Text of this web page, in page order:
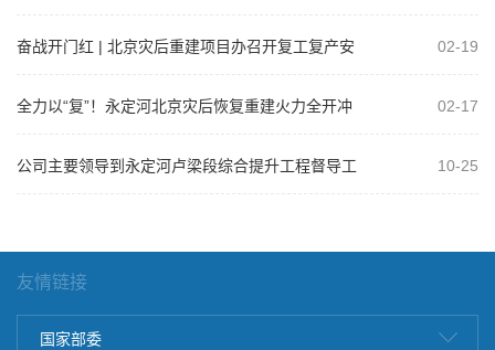
奋战开门红 | 北京灾后重建项目办召开复工复产安
02-19
全力以“复”！永定河北京灾后恢复重建火力全开冲
02-17
公司主要领导到永定河卢梁段综合提升工程督导工
10-25
友情链接
国家部委